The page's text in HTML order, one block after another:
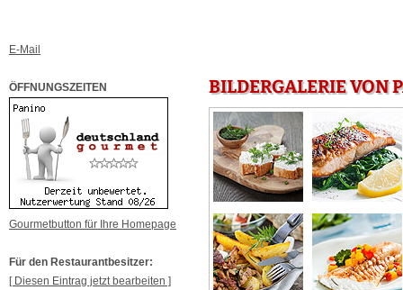
E-Mail
ÖFFNUNGSZEITEN
Gourmetbutton für Ihre Homepage
Für den Restaurantbesitzer:
[ Diesen Eintrag jetzt bearbeiten ]
BILDERGALERIE VON